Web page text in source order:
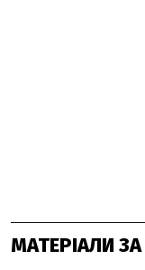
МАТЕРІАЛИ